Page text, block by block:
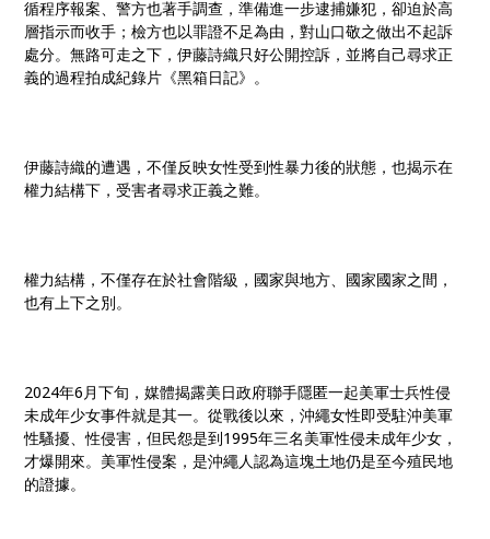
循程序報案、警方也著手調查，準備進一步逮捕嫌犯，卻迫於高
層指示而收手；檢方也以罪證不足為由，對山口敬之做出不起訴
處分。無路可走之下，伊藤詩織只好公開控訴，並將自己尋求正
義的過程拍成紀錄片《黑箱日記》。
伊藤詩織的遭遇，不僅反映女性受到性暴力後的狀態，也揭示在
權力結構下，受害者尋求正義之難。
權力結構，不僅存在於社會階級，國家與地方、國家國家之間，
也有上下之別。
2024年6月下旬，媒體揭露美日政府聯手隱匿一起美軍士兵性侵
未成年少女事件就是其一。從戰後以來，沖繩女性即受駐沖美軍
性騷擾、性侵害，但民怨是到1995年三名美軍性侵未成年少女，
才爆開來。美軍性侵案，是沖繩人認為這塊土地仍是至今殖民地
的證據。